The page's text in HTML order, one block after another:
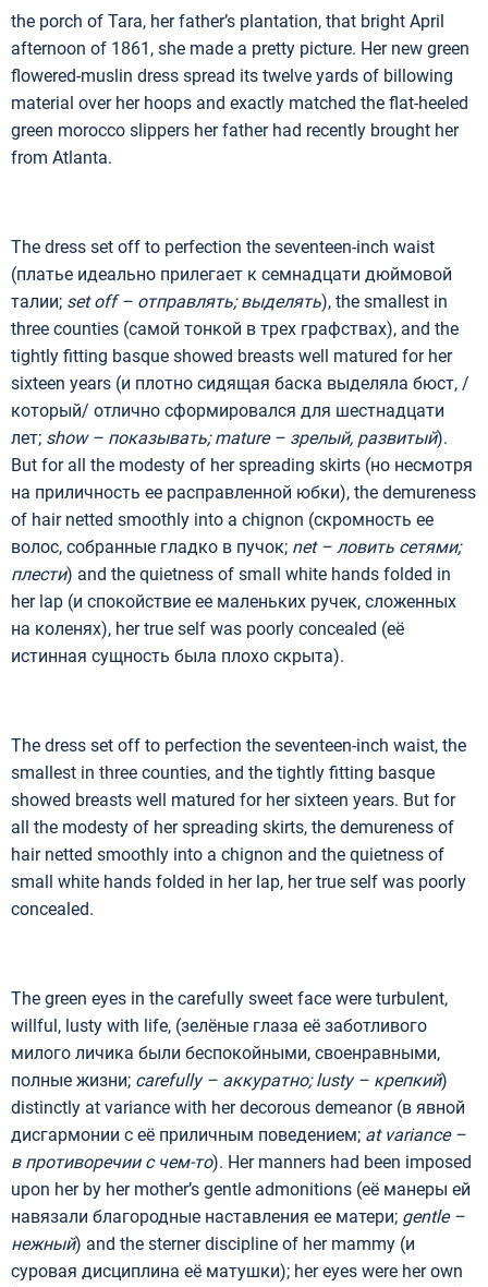
the porch of Tara, her father’s plantation, that bright April
afternoon of 1861, she made a pretty picture. Her new green
flowered-muslin dress spread its twelve yards of billowing
material over her hoops and exactly matched the flat-heeled
green morocco slippers her father had recently brought her
from Atlanta.
The dress set off to perfection the seventeen-inch waist
(платье идеально прилегает к семнадцати дюймовой
талии; set off – отправлять;выделять), the smallest in
three counties (самой тонкой в трех графствах), and the
tightly fitting basque showed breasts well matured for her
sixteen years (и плотно сидящая баска выделяла бюст, /
который/ отлично сформировался для шестнадцати
лет; show – показывать; mature – зрелый, развитый).
But for all the modesty of her spreading skirts (но несмотря
на приличность ее расправленной юбки), the demureness
of hair netted smoothly into a chignon (скромность ее
волос, собранные гладко в пучок; net – ловить сетями;
плести) and the quietness of small white hands folded in
her lap (и спокойствие ее маленьких ручек, сложенных
на коленях), her true self was poorly concealed (её
истинная сущность была плохо скрыта).
The dress set off to perfection the seventeen-inch waist, the
smallest in three counties, and the tightly fitting basque
showed breasts well matured for her sixteen years. But for
all the modesty of her spreading skirts, the demureness of
hair netted smoothly into a chignon and the quietness of
small white hands folded in her lap, her true self was poorly
concealed.
The green eyes in the carefully sweet face were turbulent,
willful, lusty with life, (зелёные глаза её заботливого
милого личика были беспокойными, своенравными,
полные жизни; carefully – аккуратно;lusty – крепкий)
distinctly at variance with her decorous demeanor (в явной
дисгармонии с её приличным поведением; at variance –
в противоречии с чем-то). Her manners had been imposed
upon her by her mother’s gentle admonitions (её манеры ей
навязали благородные наставления ее матери; gentle –
нежный) and the sterner discipline of her mammy (и
суровая дисциплина её матушки); her eyes were her own